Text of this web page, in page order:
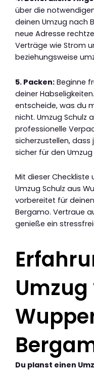
über die
deinen Umzug nach
neue Adresse
Verträge wie Strom
beziehungsweise
5. Packen: Beginne
deiner
entscheide, was du
nicht. Umzug Schulz
professionelle
sicherzustellen,
sicher für den
Mit dieser Checkliste
Umzug Schulz aus
vorbereitet für
Bergamo. Vertraue
genieße ein
Umzug
Du planst einen